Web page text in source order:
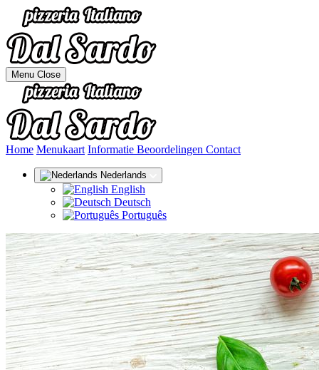
Menu Close
Home Menukaart Informatie Beoordelingen Contact(huidige)
Nederlands
English
Deutsch
Português